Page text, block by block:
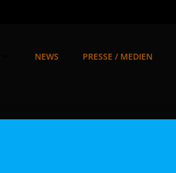
NEWS PRESSE / MEDIEN